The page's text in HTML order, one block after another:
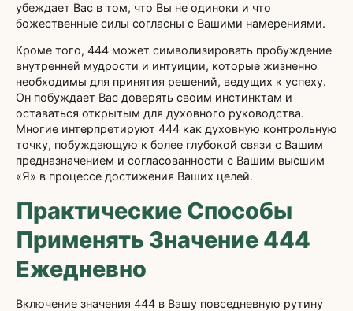
убеждает Вас в том, что Вы не одиноки и что
божественные силы согласны с Вашими намерениями.
Кроме того, 444 может символизировать пробуждение
внутренней мудрости и интуиции, которые жизненно
необходимы для принятия решений, ведущих к успеху.
Он побуждает Вас доверять своим инстинктам и
оставаться открытым для духовного руководства.
Многие интерпретируют 444 как духовную контрольную
точку, побуждающую к более глубокой связи с Вашим
предназначением и согласованности с Вашим высшим
«Я» в процессе достижения Ваших целей.
Практические Способы
Применять Значение 444
Ежедневно
Включение значения 444 в Вашу повседневную рутину